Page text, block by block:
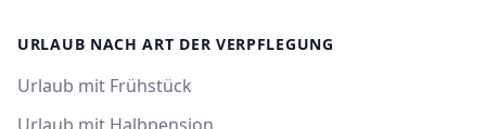
URLAUB NACH ART DER VERPFLEGUNG
Urlaub mit Frühstück